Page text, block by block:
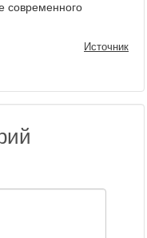
современного
Источник